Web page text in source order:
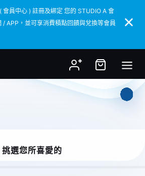
員中心 ) 註冊及綁定 您的 STUDIO A 會
/ APP，並可享消費積點回饋與兌換等會員
員中心 ) 註冊及綁定 您的 STUDIO A 會
/ APP，並可享消費積點回饋與兌換等會員
挑選您所喜愛的